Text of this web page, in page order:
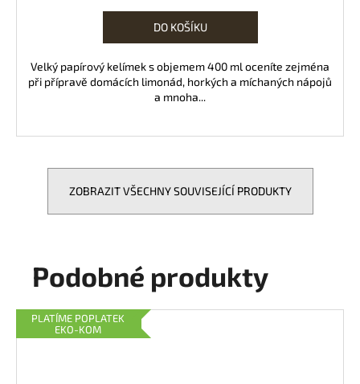
DO KOŠÍKU
Velký papírový kelímek s objemem 400 ml oceníte zejména
při přípravě domácích limonád, horkých a míchaných nápojů
a mnoha...
ZOBRAZIT VŠECHNY SOUVISEJÍCÍ PRODUKTY
Podobné produkty
PLATÍME POPLATEK
EKO-KOM